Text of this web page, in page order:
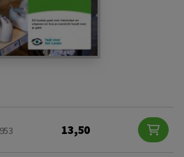
13,50